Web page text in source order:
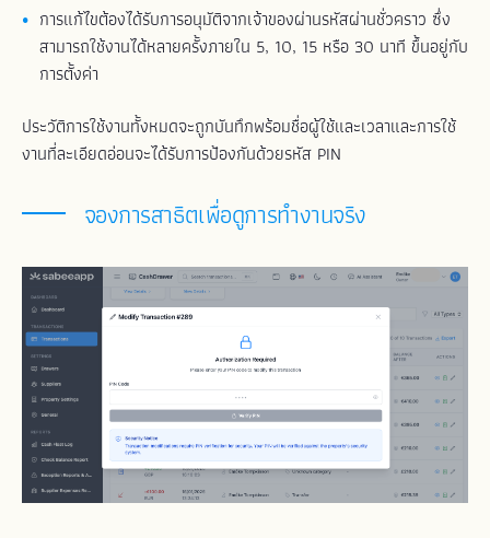
การแก้ไขต้องได้รับการอนุมัติจากเจ้าของผ่านรหัสผ่านชั่วคราว ซึ่ง
สามารถใช้งานได้หลายครั้งภายใน 5, 10, 15 หรือ 30 นาที ขึ้นอยู่กับ
การตั้งค่า
ประวัติการใช้งานทั้งหมดจะถูกบันทึกพร้อมชื่อผู้ใช้และเวลาและการใช้
งานที่ละเอียดอ่อนจะได้รับการป้องกันด้วยรหัส PIN
จองการสาธิตเพื่อดูการทำงานจริง